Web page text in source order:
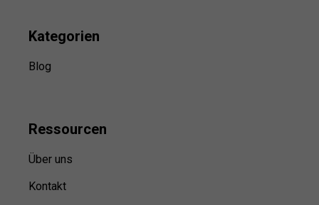
Kategorien
Blog
Ressourcen
Über uns
Kontakt